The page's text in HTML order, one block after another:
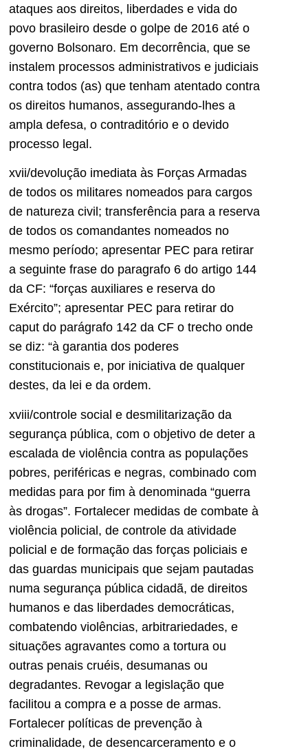
ataques aos direitos, liberdades e vida do
povo brasileiro desde o golpe de 2016 até o
governo Bolsonaro. Em decorrência, que se
instalem processos administrativos e judiciais
contra todos (as) que tenham atentado contra
os direitos humanos, assegurando-lhes a
ampla defesa, o contraditório e o devido
processo legal.
xvii/devolução imediata às Forças Armadas
de todos os militares nomeados para cargos
de natureza civil; transferência para a reserva
de todos os comandantes nomeados no
mesmo período; apresentar PEC para retirar
a seguinte frase do paragrafo 6 do artigo 144
da CF: “forças auxiliares e reserva do
Exército”; apresentar PEC para retirar do
caput do parágrafo 142 da CF o trecho onde
se diz: “à garantia dos poderes
constitucionais e, por iniciativa de qualquer
destes, da lei e da ordem.
xviii/controle social e desmilitarização da
segurança pública, com o objetivo de deter a
escalada de violência contra as populações
pobres, periféricas e negras, combinado com
medidas para por fim à denominada “guerra
às drogas”. Fortalecer medidas de combate à
violência policial, de controle da atividade
policial e de formação das forças policiais e
das guardas municipais que sejam pautadas
numa segurança pública cidadã, de direitos
humanos e das liberdades democráticas,
combatendo violências, arbitrariedades, e
situações agravantes como a tortura ou
outras penais cruéis, desumanas ou
degradantes. Revogar a legislação que
facilitou a compra e a posse de armas.
Fortalecer políticas de prevenção à
criminalidade, de desencarceramento e o